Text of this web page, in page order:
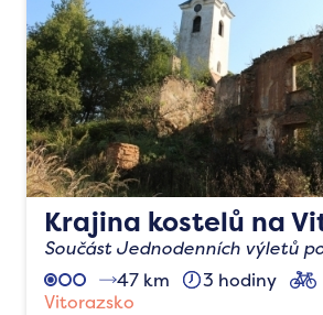
Krajina kostelů na
Součást Jednodenních výletů
47 km
3 hodiny
Vitorazsko